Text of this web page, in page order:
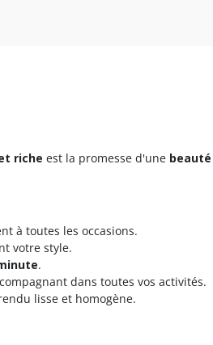
riche est la promesse d'une
à toutes les occasions.
votre style.
.
dans toutes vos activités.
lisse et homogène.